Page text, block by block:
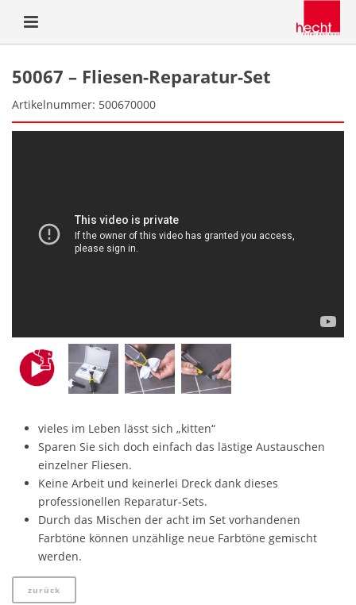
50067 – Fliesen-Reparatur-Set
Artikelnummer: 500670000
vieles im Leben lässt sich „kitten“
Sparen Sie sich doch einfach das lästige Austauschen
einzelner Fliesen.
Keine Arbeit und keinerlei Dreck dank dieses
professionellen Reparatur-Sets.
Durch das Mischen der acht im Set vorhandenen
Farbtöne können unzählige neue Farbtöne gemischt
werden.
zurück